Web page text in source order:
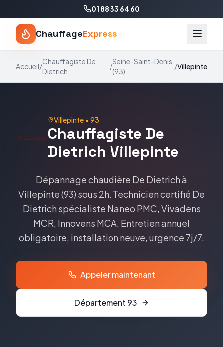
01 88 33 64 60
ChauffageExpress
Accueil/
Chauffagiste De
Dietrich
/
Seine-Saint-Denis
(93)
/Villepinte
Villepinte • 93
Chauffagiste De
Dietrich Villepinte
Dépannage chaudière De Dietrichà
Villepinte(93) sous 2h. Technicien certifié De
Dietrich spécialiste Naneo PMC, Vivadens
MCR, Innovens MCA. Entretien annuel
obligatoire, installation neuve, urgence 7j/7.
Appeler maintenant
Département 93